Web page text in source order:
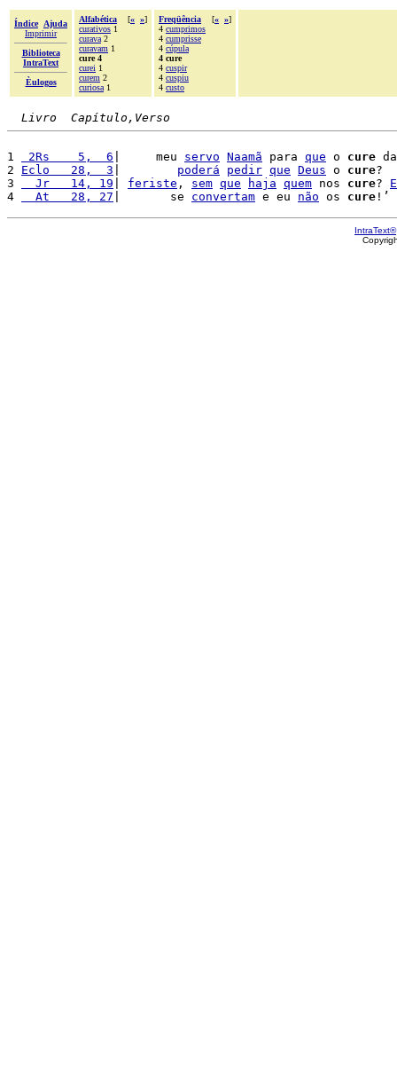
Índice
Ajuda
Imprimir
Biblioteca
IntraText
Èulogos
Alfabética [« »]
curativos 1
curava 2
curavam 1
cure 4
curei 1
curem 2
curiosa 1
Freqüência [« »]
4 cumprimos
4 cumprisse
4 cúpula
4 cure
4 cuspir
4 cuspiu
4 custo
Livro  Capítulo,Verso
1 2Rs    5,  6 |     meu servo Naamã para que o cure
2 Eclo   28,  3 poderá pedir que Deus o cure?
3
  Jr   14, 19
feriste , sem que haja quem nos cure?
4
  At   28, 27
|       se convertam e eu não os cure
IntraText®